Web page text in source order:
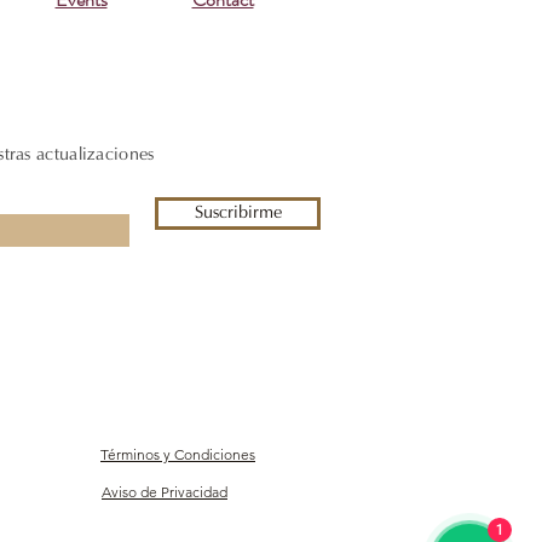
actualizaciones
Suscribirme
Términos y Condiciones
Aviso de Privacidad
1